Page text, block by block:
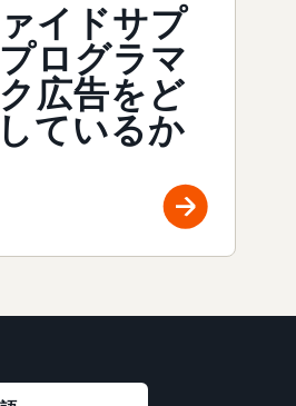
イドサプ
ログラマ
広告をど
ているか